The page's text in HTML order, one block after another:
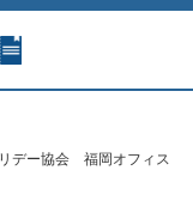
デー協会 福岡オフィス